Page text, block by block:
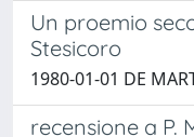
Un proemio
Stesicoro
1980-01-01 DE
recensione a P.